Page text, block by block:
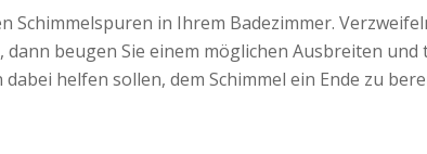
in Ihrem Badezimmer.
beugen Sie einem möglichen Ausbreiten
helfen sollen, dem Schimmel ein Ende zu